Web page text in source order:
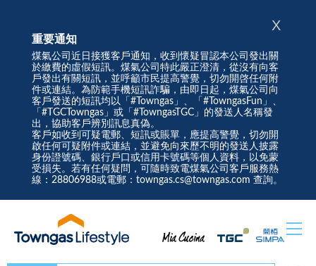
重要通知
煤氣公司近日接獲客戶通知，收到懷疑冒認本公司發出關
於繳費的虛假短訊。煤氣公司特此嚴正澄清，從沒有向客
戶發出有關短訊，並呼籲市民提高警覺，切勿開啓任何附
件或連結。為防範手機短訊詐騙，由即日起，煤氣公司向
客戶發送的短訊均以「#Towngas」、「#TowngasFun」、
「#TGCTowngas」或「#TowngasTGC」的發送人名稱發
出，協助客戶辨別訊息真偽。
客戶如收到可疑電郵、短訊或賬單，應提高警覺，切勿開
啟任何可疑附件或連結，並避免向來歷不明的發送人披露
身份證號碼、銀行戶口或信用卡號碼等個人資料，以免蒙
受損失。若有任何疑問，可隨時致電煤氣公司客戶服務熱
線：28806988或電郵：towngas.cs@towngas.com 查詢。
X